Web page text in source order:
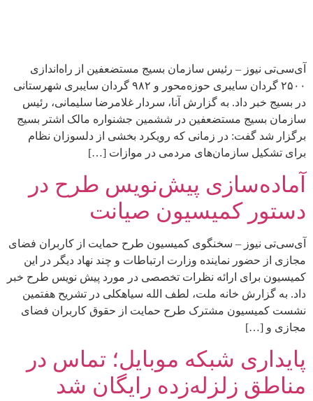
آی‌سی‌تی نیوز – رئیس سازمان بسیج مستضعفین از راه‌اندازی
۲۵۰۰ گردان سایبری حوزه‌محور و ۹۸۲ گردان سایبری شهرستانی
در بسیج خبر داد. به گزارش آنا، سردار غلامرضا سلیمانی، رئیس
سازمان بسیج مستضعفین در ششمین جشنواره مالک اشتر بسیج
برگزار شد گفت: در زمانی که رویکرد بخشی از دلسوزان نظام
برای تشکیل سازمان‌های مردمی در موازات […]
آماده‌سازی پیش‌نویس طرح در
دستور کمیسیون صیانت
آی‌سی‌تی نیوز – سخنگوی کمیسیون طرح حمایت از کاربران فضای
مجازی از حضور نماینده وزارت ارتباطات و چند نهاد دیگر در این
کمیسیون برای ارائه نظرات تخصصی در مورد پیش نویس طرح خبر
داد. به گزارش خانه ملت، لطف الله سیاهکلی در تشریح هفتمین
نشست کمیسیون مشترک طرح حمایت از حقوق کاربران فضای
مجازی و […]
پایداری شبکه موبایل؛ تماس در
مناطق زلزله‌زده رایگان شد